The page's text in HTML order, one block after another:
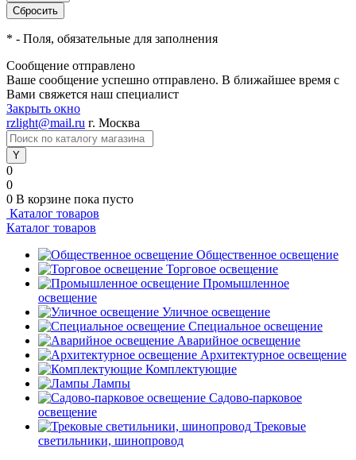
* - Поля, обязательные для заполнения
Сообщение отправлено
Ваше сообщение успешно отправлено. В ближайшее время с
Вами свяжется наш специалист
Закрыть окно
rzlight@mail.ru г. Москва
0
0
0 В корзине пока пусто
Каталог товаров
Каталог товаров
Общественное освещение
Торговое освещение
Промышленное
освещение
Уличное освещение
Специальное освещение
Аварийное освещение
Архитектурное освещение
Комплектующие
Лампы
Садово-парковое
освещение
Трековые
светильники, шинопровод